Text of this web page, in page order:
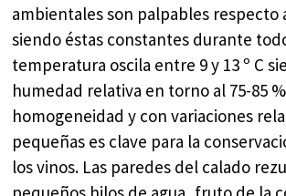
ambientales son palpables respecto
siendo éstas constantes durante
temperatura oscila entre 9 y 13 º C
humedad relativa en torno al 75-85
homogeneidad y con variaciones
pequeñas es clave para la
los vinos. Las paredes del calado